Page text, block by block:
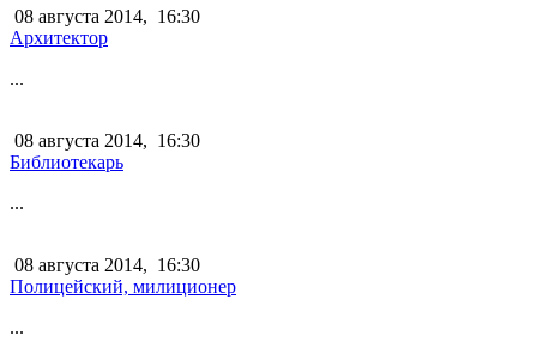
08 августа 2014, 16:30
Архитектор
...
08 августа 2014, 16:30
Библиотекарь
...
08 августа 2014, 16:30
Полицейский, милиционер
...